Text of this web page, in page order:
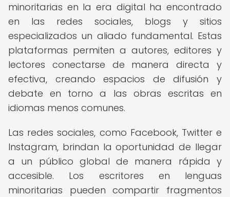
minoritarias en la era digital ha encontrado
en las redes sociales, blogs y sitios
especializados un aliado fundamental. Estas
plataformas permiten a autores, editores y
lectores conectarse de manera directa y
efectiva, creando espacios de difusión y
debate en torno a las obras escritas en
idiomas menos comunes.
Las redes sociales, como Facebook, Twitter e
Instagram, brindan la oportunidad de llegar
a un público global de manera rápida y
accesible. Los escritores en lenguas
minoritarias pueden compartir fragmentos